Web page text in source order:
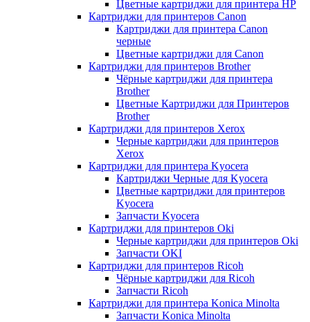
Цветные картриджи для принтера HP
Картриджи для принтеров Сanon
Картриджи для принтера Сanon
черные
Цветные картриджи для Сanon
Картриджи для принтеров Brother
Чёрные картриджи для принтера
Brother
Цветные Картриджи для Принтеров
Brother
Картриджи для принтеров Xerox
Черные картриджи для принтеров
Xerox
Картриджи для принтера Kyocera
Картриджи Черные для Kyocera
Цветные картриджи для принтеров
Kyocera
Запчасти Kyocera
Картриджи для принтеров Oki
Черные картриджи для принтеров Oki
Запчасти OKI
Картриджи для принтеров Ricoh
Чёрные картриджи для Ricoh
Запчасти Ricoh
Картриджи для принтера Konica Minolta
Запчасти Koniсa Minolta